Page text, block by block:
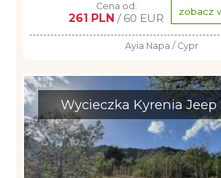
Cena od:
261 PLN / 60 EUR zobacz
Ayia Napa / Cypr
Wycieczka Kyrenia Jeep